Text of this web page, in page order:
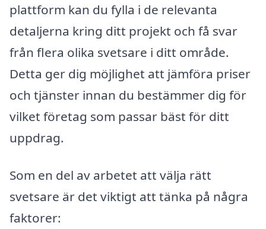
plattform kan du fylla i de relevanta
detaljerna kring ditt projekt och få svar
från flera olika svetsare i ditt område.
Detta ger dig möjlighet att jämföra priser
och tjänster innan du bestämmer dig för
vilket företag som passar bäst för ditt
uppdrag.
Som en del av arbetet att välja rätt
svetsare är det viktigt att tänka på några
faktorer: